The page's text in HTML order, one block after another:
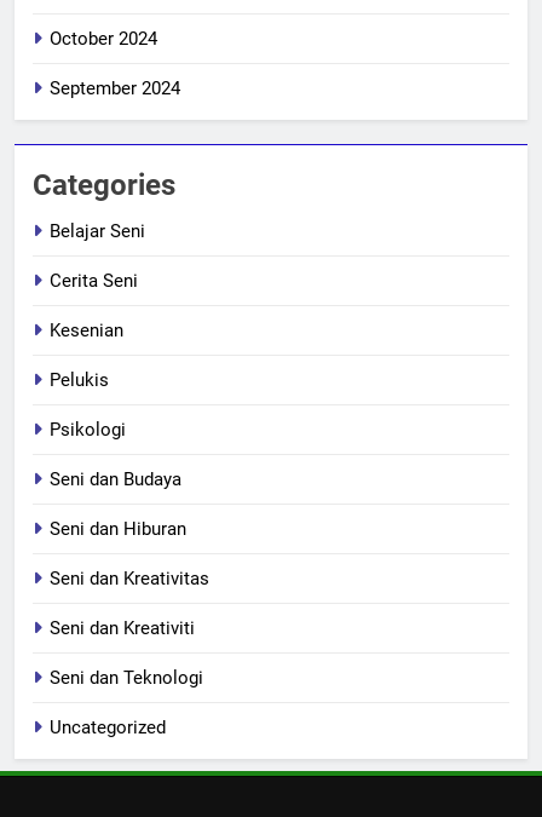
October 2024
September 2024
Categories
Belajar Seni
Cerita Seni
Kesenian
Pelukis
Psikologi
Seni dan Budaya
Seni dan Hiburan
Seni dan Kreativitas
Seni dan Kreativiti
Seni dan Teknologi
Uncategorized